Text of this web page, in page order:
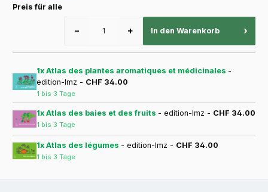
Preis für alle
− + In den Warenkorb ›
1x Atlas des plantes aromatiques et médicinales -
edition-lmz - CHF 34.00
1 bis 3 Tage
1x Atlas des baies et des fruits - edition-lmz - CHF 34.00
1 bis 3 Tage
1x Atlas des légumes - edition-lmz - CHF 34.00
1 bis 3 Tage